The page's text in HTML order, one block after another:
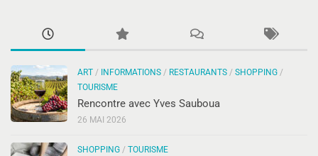
ART / INFORMATIONS / RESTAURANTS / SHOPPING /
TOURISME
Rencontre avec Yves Sauboua
26 MAI 2026
SHOPPING / TOURISME